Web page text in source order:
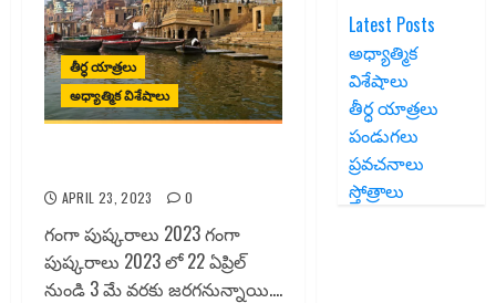
తీర్ధ యాత్రలు
అధ్యాత్మిక విశేషాలు
APRIL 23, 2023 0
గంగా పుష్కరాలు 2023 గంగా
పుష్కరాలు 2023 లో 22 ఏప్రిల్
నుండి 3 మే వరకు జరగనున్నాయి....
Latest Posts
అధ్యాత్మిక
విశేషాలు
తీర్ధ యాత్రలు
పండుగలు
ప్రవచనాలు
స్తోత్రాలు